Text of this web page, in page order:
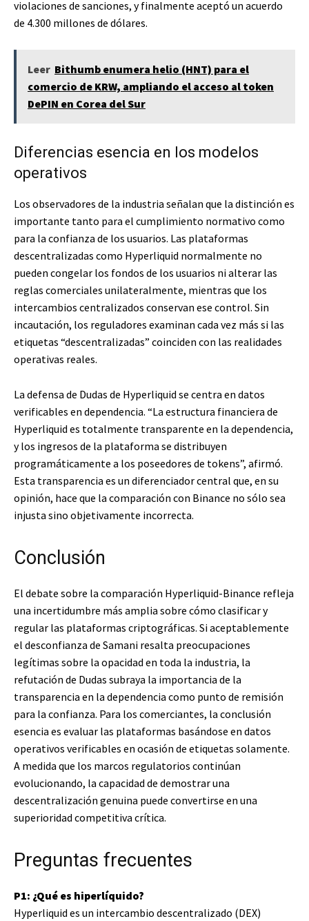
violaciones de sanciones, y finalmente aceptó un acuerdo
de 4.300 millones de dólares.
Leer Bithumb enumera helio (HNT) para el
comercio de KRW, ampliando el acceso al token
DePIN en Corea del Sur
Diferencias esencia en los modelos
operativos
Los observadores de la industria señalan que la distinción es
importante tanto para el cumplimiento normativo como
para la confianza de los usuarios. Las plataformas
descentralizadas como Hyperliquid normalmente no
pueden congelar los fondos de los usuarios ni alterar las
reglas comerciales unilateralmente, mientras que los
intercambios centralizados conservan ese control. Sin
incautación, los reguladores examinan cada vez más si las
etiquetas “descentralizadas” coinciden con las realidades
operativas reales.
La defensa de Dudas de Hyperliquid se centra en datos
verificables en dependencia. “La estructura financiera de
Hyperliquid es totalmente transparente en la dependencia,
y los ingresos de la plataforma se distribuyen
programáticamente a los poseedores de tokens”, afirmó.
Esta transparencia es un diferenciador central que, en su
opinión, hace que la comparación con Binance no sólo sea
injusta sino objetivamente incorrecta.
Conclusión
El debate sobre la comparación Hyperliquid-Binance refleja
una incertidumbre más amplia sobre cómo clasificar y
regular las plataformas criptográficas. Si aceptablemente
el desconfianza de Samani resalta preocupaciones
legítimas sobre la opacidad en toda la industria, la
refutación de Dudas subraya la importancia de la
transparencia en la dependencia como punto de remisión
para la confianza. Para los comerciantes, la conclusión
esencia es evaluar las plataformas basándose en datos
operativos verificables en ocasión de etiquetas solamente.
A medida que los marcos regulatorios continúan
evolucionando, la capacidad de demostrar una
descentralización genuina puede convertirse en una
superioridad competitiva crítica.
Preguntas frecuentes
P1: ¿Qué es hiperlíquido?
Hyperliquid es un intercambio descentralizado (DEX)